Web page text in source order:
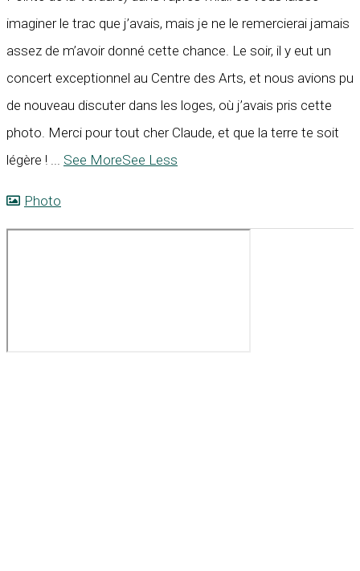
imaginer le trac que j’avais, mais je ne le remercierai jamais
assez de m’avoir donné cette chance. Le soir, il y eut un
concert exceptionnel au Centre des Arts, et nous avions pu
de nouveau discuter dans les loges, où j’avais pris cette
photo. Merci pour tout cher Claude, et que la terre te soit
légère ! ... See MoreSee Less
Photo